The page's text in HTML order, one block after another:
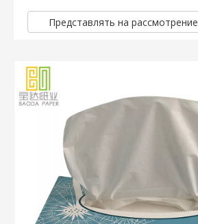
Представлять на рассмотрение